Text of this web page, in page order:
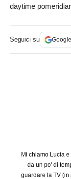
daytime
Seguici su Google
Mi chiamo Lucia
da un po' di
guardare la TV (in